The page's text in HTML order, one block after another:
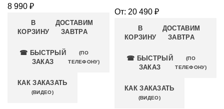
8 990 ₽
В
КОРЗИНУ
ДОСТАВИМ
ЗАВТРА
☎ БЫСТРЫЙ
ЗАКАЗ
(ПО
ТЕЛЕФОНУ)
КАК ЗАКАЗАТЬ
(ВИДЕО)
От: 20 490 ₽
В
КОРЗИНУ
ДОСТАВИМ
ЗАВТРА
☎ БЫСТРЫЙ
ЗАКАЗ
(ПО
ТЕЛЕФОНУ)
КАК ЗАКАЗАТЬ
(ВИДЕО)